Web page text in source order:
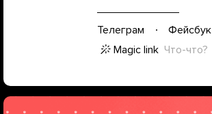
Телеграм Фейсбук
Magic link Что-что?